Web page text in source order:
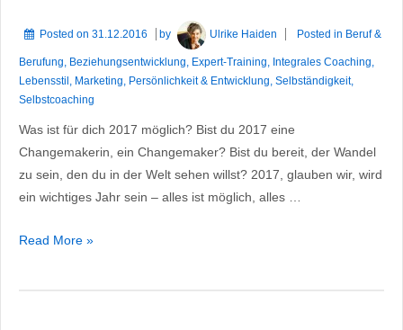
Posted on 31.12.2016 by Ulrike Haiden Posted in Beruf &
Berufung, Beziehungsentwicklung, Expert-Training, Integrales Coaching,
Lebensstil , Marketing, Persönlichkeit & Entwicklung, Selbständigkeit,
Selbstcoaching
Was ist für dich 2017 möglich? Bist du 2017 eine
Changemakerin, ein Changemaker? Bist du bereit, der Wandel
zu sein, den du in der Welt sehen willst? 2017, glauben wir, wird
ein wichtiges Jahr sein – alles ist möglich, alles …
2017
Read More »